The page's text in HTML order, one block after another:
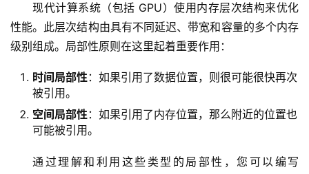
现代计算系统（包括 GPU）使用内存层次结构来优化
性能。此层次结构由具有不同延迟、带宽和容量的多个内存
级别组成。局部性原则在这里起着重要作用：
时间局部性：如果引用了数据位置，则很可能很快再次
被引用。
空间局部性：如果引用了内存位置，那么附近的位置也
可能被引用。
通过理解和利用这些类型的局部性，您可以编写